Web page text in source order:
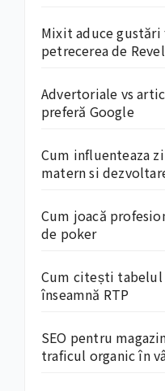
Mixit aduce
petrecerea de
Advertoriale vs
preferă Google
Cum influenteaza
matern si
Cum joacă
de poker
Cum citești tabelul
înseamnă RTP
SEO pentru
traficul organic în